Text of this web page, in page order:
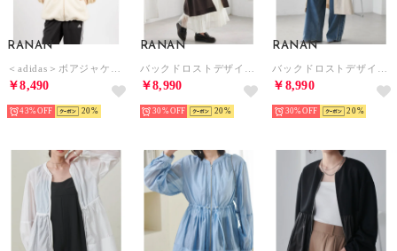
RANAN
￥8,490
43% 20
RANAN
￥8,990
30% 20
RANAN
￥8,990
30% 20